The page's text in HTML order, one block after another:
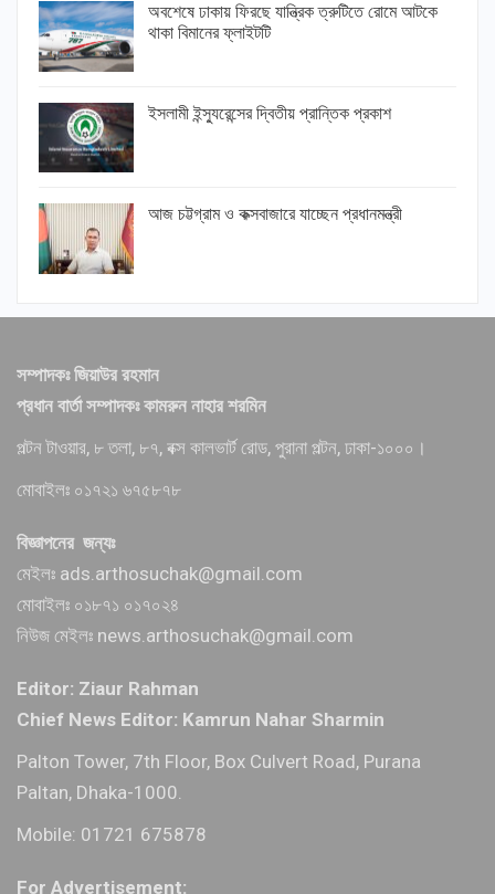
অবশেষে ঢাকায় ফিরছে যান্ত্রিক ত্রুটিতে রোমে আটকে
থাকা বিমানের ফ্লাইটটি
ইসলামী ইন্স্যুরেন্সের দ্বিতীয় প্রান্তিক প্রকাশ
আজ চট্টগ্রাম ও কক্সবাজারে যাচ্ছেন প্রধানমন্ত্রী
সম্পাদকঃ জিয়াউর রহমান
প্রধান বার্তা সম্পাদকঃ কামরুন নাহার শরমিন
পল্টন টাওয়ার, ৮ তলা, ৮৭, বক্স কালভার্ট রোড, পুরানা পল্টন, ঢাকা-১০০০।
মোবাইলঃ ০১৭২১ ৬৭৫৮৭৮
বিজ্ঞাপনের জন্যঃ
মেইলঃ ads.arthosuchak@gmail.com
মোবাইলঃ ০১৮৭১ ০১৭০২৪
নিউজ মেইলঃ news.arthosuchak@gmail.com
Editor: Ziaur Rahman
Chief News Editor: Kamrun Nahar Sharmin
Palton Tower, 7th Floor, Box Culvert Road, Purana
Paltan, Dhaka-1000.
Mobile: 01721 675878
For Advertisement: